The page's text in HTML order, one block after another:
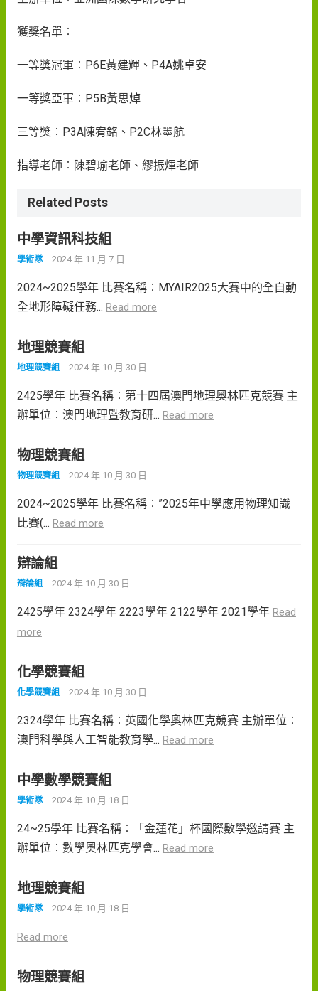
獲獎名單︰
一等獎冠軍︰P6E黃建輝、P4A姚卓安
一等獎亞軍︰P5B黃思焯
三等獎︰P3A陳宥銘、P2C林墨航
指導老師︰陳碧瑜老師、繆振煇老師
Related Posts
中學資訊科技組
學術隊 2024 年 11 月 7 日
2024~2025學年 比賽名稱︰MYAIR2025大賽中的全自動
全地形障礙任務... Read more
地理競賽組
地理競賽組 2024 年 10 月 30 日
2425學年 比賽名稱︰第十四屆澳門地理奧林匹克競賽 主
辦單位︰澳門地理暨教育研... Read more
物理競賽組
物理競賽組 2024 年 10 月 30 日
2024~2025學年 比賽名稱︰”2025年中學應用物理知識
比賽(... Read more
辯論組
辯論組 2024 年 10 月 30 日
2425學年 2324學年 2223學年 2122學年 2021學年 Read
more
化學競賽組
化學競賽組 2024 年 10 月 30 日
2324學年 比賽名稱︰英國化學奧林匹克競賽 主辦單位︰
澳門科學與人工智能教育學... Read more
中學數學競賽組
學術隊 2024 年 10 月 18 日
24~25學年 比賽名稱︰「金蓮花」杯國際數學邀請賽 主
辦單位︰數學奧林匹克學會... Read more
地理競賽組
學術隊 2024 年 10 月 18 日
Read more
物理競賽組